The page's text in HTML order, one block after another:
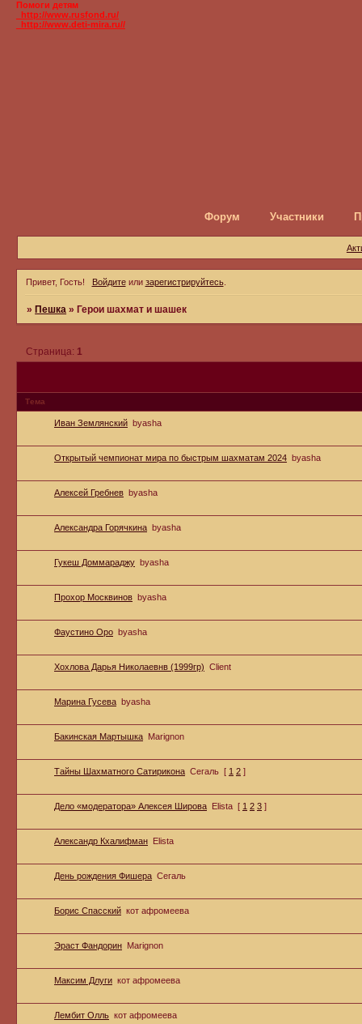
Помоги детям
_http://www.rusfond.ru/
_http://www.deti-mira.ru//
Форум Участники
Привет, Гость! Войдитеили зарегистрируйтесь.
» Пешка » Герои шахмат и шашек
Страница: 1
Тема
Иван Землянский byasha
Открытый чемпионат мира по быстрым шахматам 2024 byasha
Алексей Гребнев byasha
Александра Горячкина byasha
Гукеш Доммараджу byasha
Прохор Москвинов byasha
Фаустино Оро byasha
Хохлова Дарья Николаевнв (1999гр) Client
Марина Гусева byasha
Бакинская Мартышка Marignon
Тайны Шахматного Сатирикона Сегаль [ 1 2 ]
Дело «модератора» Алексея Широва Elista [ 1 2 3 ]
Александр Кхалифман Elista
День рождения Фишера Сегаль
Борис Спасский кот афромеева
Эраст Фандорин Marignon
Максим Длуги кот афромеева
Лембит Олль кот афромеева